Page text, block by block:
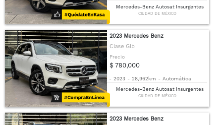
Mercedes-Benz Autosat Insurgentes
CIUDAD DE MÉXICO
2023 Mercedes Benz
Clase Glb
Precio
$ 780,000
- 2023 - 28,962km - Automática
Mercedes-Benz Autosat Insurgentes
CIUDAD DE MÉXICO
2023 Mercedes Benz